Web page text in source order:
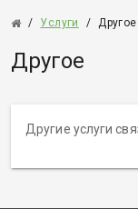
/ Услуги / Другое
Другое
Другие услуги